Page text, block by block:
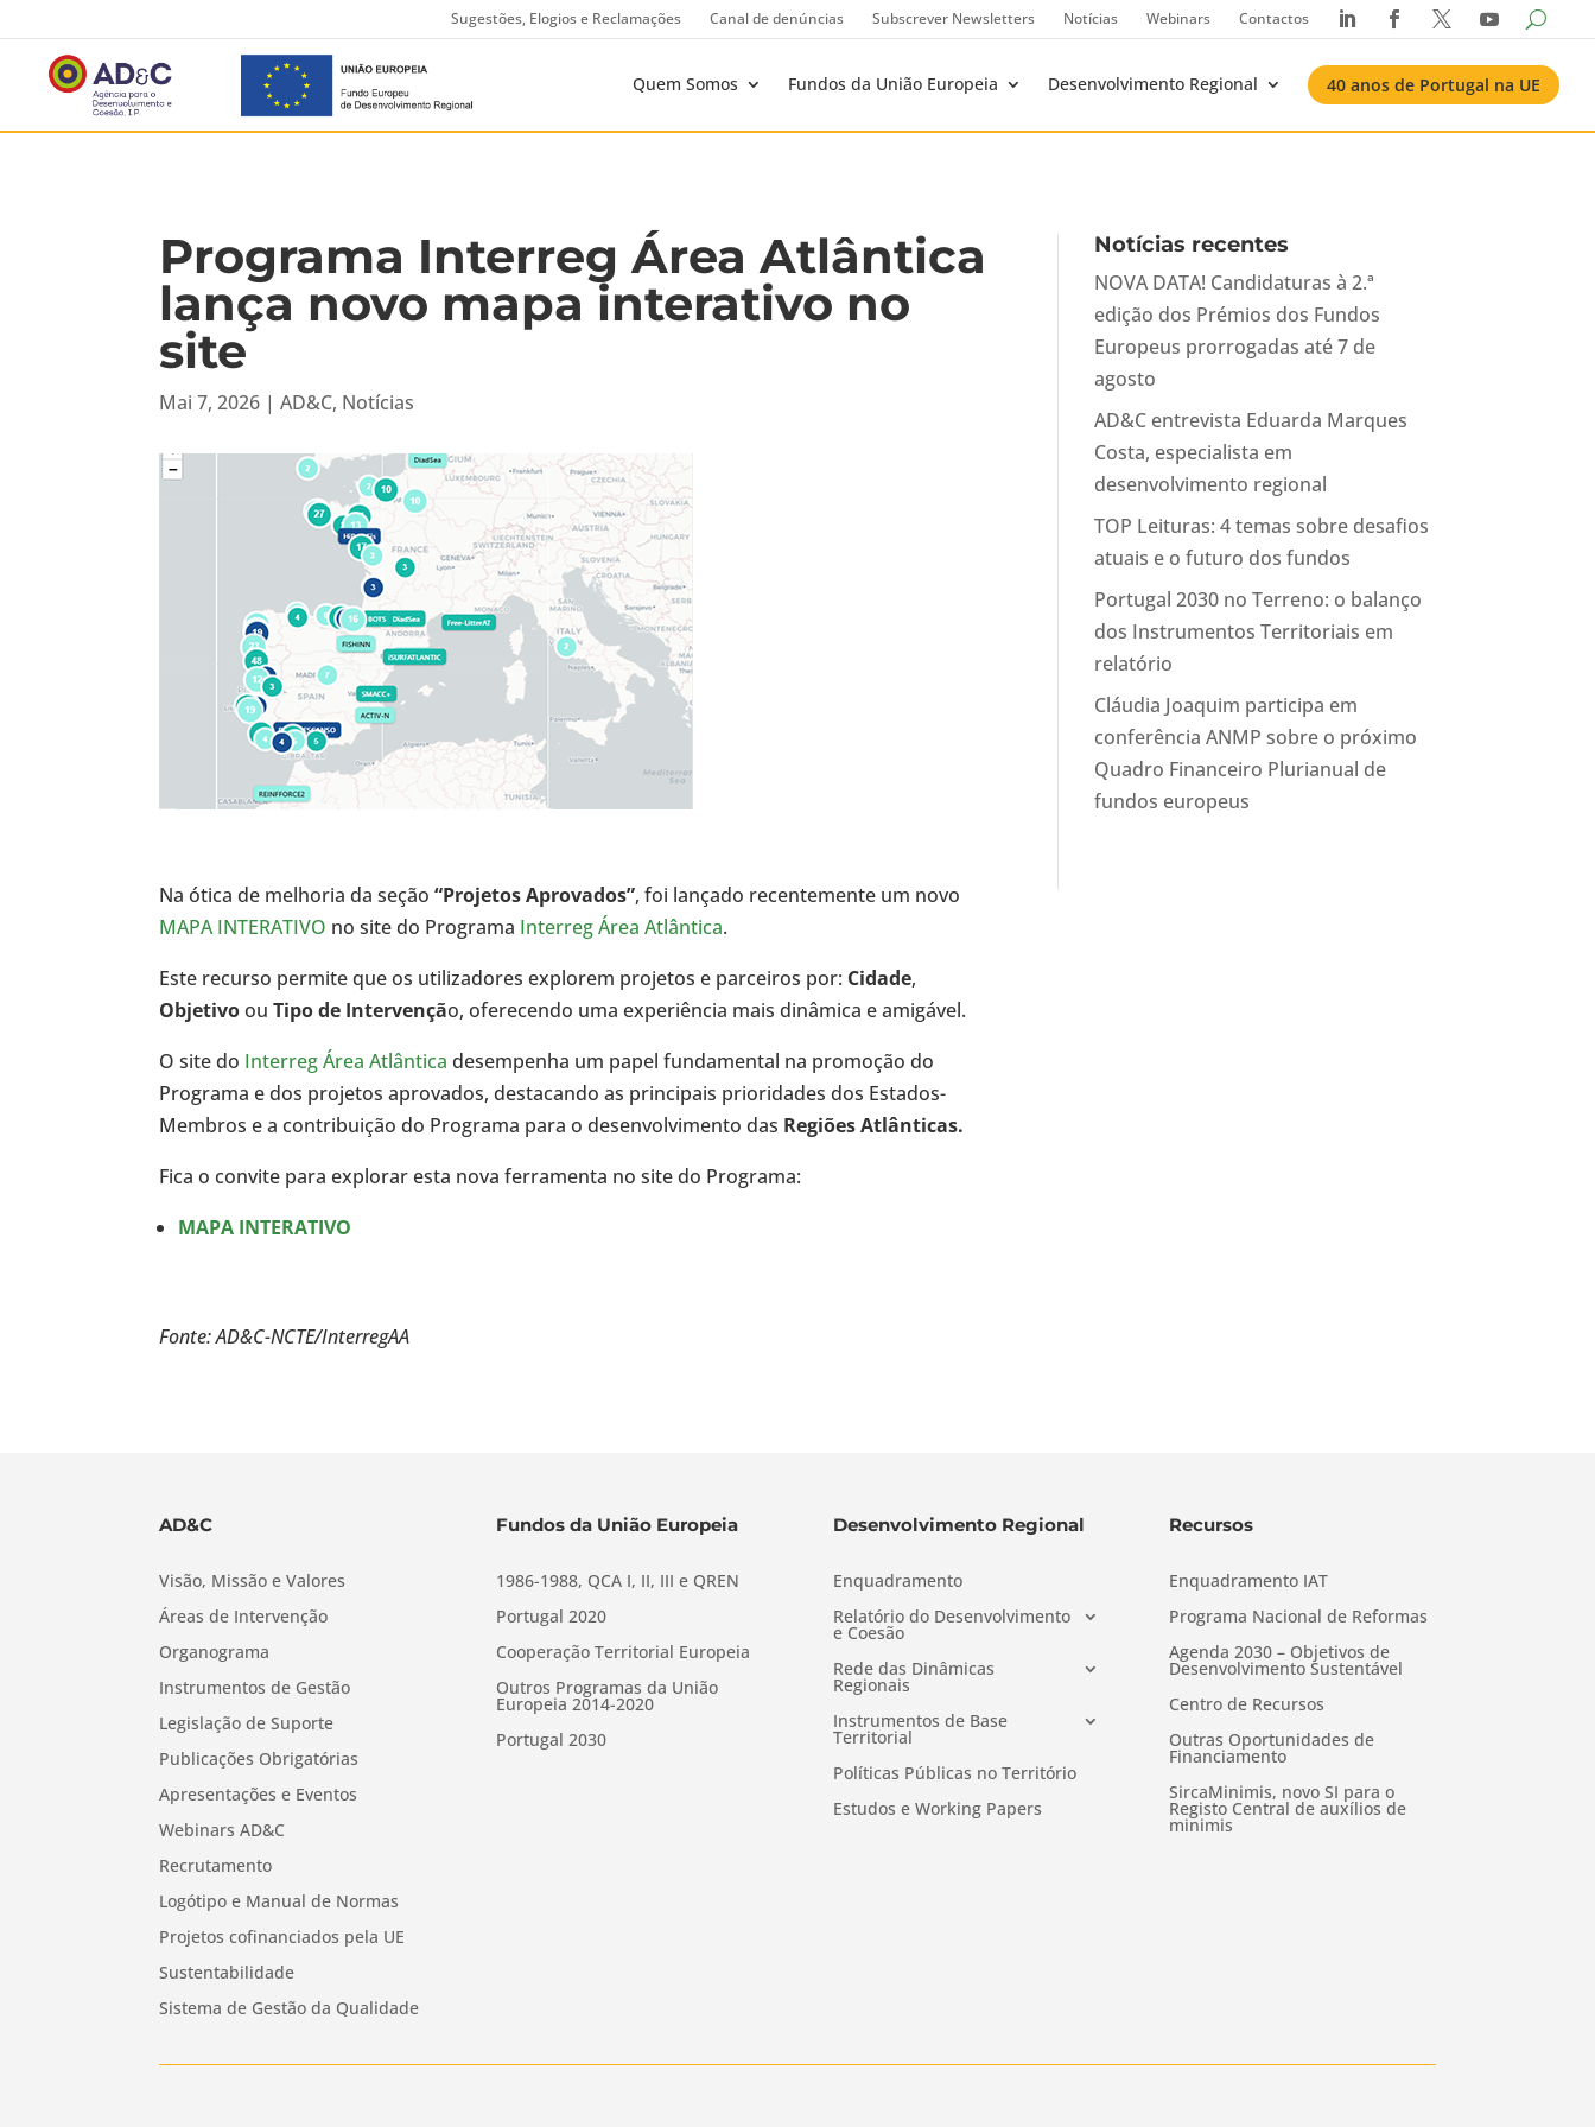
Sugestões, Elogios e Reclamações Canal de denúncias Subscrever Newsletters Notícias Webinars Contactos    
Quem Somos Fundos da União Europeia Desenvolvimento Regional 40 anos de Portugal na UE
Programa Interreg Área Atlântica
lança novo mapa interativo no
site
Mai 7, 2026 |AD&C, Notícias
Na ótica de melhoria da seção“Projetos Aprovados”, foi lançado recentemente um novo
MAPA INTERATIVO no site do Programa Interreg Área Atlântica.
Este recurso permite que os utilizadores explorem projetos e parceiros por: Cidade,
ObjetivoouTipo de Intervenção, oferecendo uma experiência mais dinâmica e amigável.
O site do Interreg Área Atlântica desempenha um papel fundamental na promoção do
Programa e dos projetos aprovados, destacando as principais prioridades dos Estados-
Membros e a contribuição do Programa para o desenvolvimento das Regiões Atlânticas.
Fica o convite para explorar esta nova ferramenta no site do Programa:
MAPA INTERATIVO
Fonte: AD&C-NCTE/InterregAA
Notícias recentes
NOVA DATA! Candidaturas à 2.ª
edição dos Prémios dos Fundos
Europeus prorrogadas até 7 de
agosto
AD&C entrevista Eduarda Marques
Costa, especialista em
desenvolvimento regional
TOP Leituras: 4 temas sobre desafios
atuais e o futuro dos fundos
Portugal 2030 no Terreno: o balanço
dos Instrumentos Territoriais em
relatório
Cláudia Joaquim participa em
conferência ANMP sobre o próximo
Quadro Financeiro Plurianual de
fundos europeus
AD&C
Visão, Missão e Valores
Áreas de Intervenção
Organograma
Instrumentos de Gestão
Legislação de Suporte
Publicações Obrigatórias
Apresentações e Eventos
Webinars AD&C
Recrutamento
Logótipo e Manual de Normas
Projetos cofinanciados pela UE
Sustentabilidade
Sistema de Gestão da Qualidade
Fundos da União Europeia
1986-1988, QCA I, II, III e QREN
Portugal 2020
Cooperação Territorial Europeia
Outros Programas da União
Europeia 2014-2020
Portugal 2030
Desenvolvimento Regional
Enquadramento
Relatório do Desenvolvimento
e Coesão
Rede das Dinâmicas
Regionais
Instrumentos de Base
Territorial
Políticas Públicas no Território
Estudos e Working Papers
Recursos
Enquadramento IAT
Programa Nacional de Reformas
Agenda 2030 – Objetivos de
Desenvolvimento Sustentável
Centro de Recursos
Outras Oportunidades de
Financiamento
SircaMinimis, novo SI para o
Registo Central de auxílios de
minimis